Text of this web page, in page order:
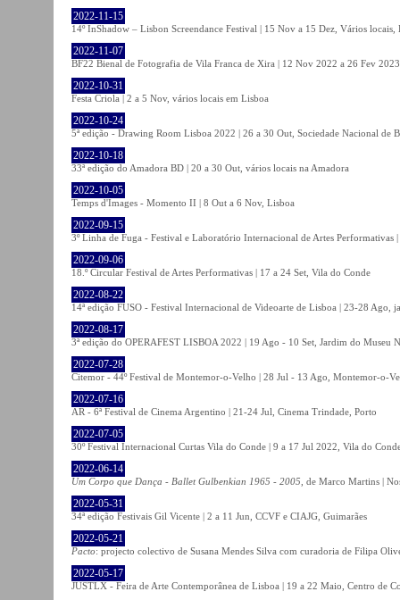
2022-11-15
14º InShadow – Lisbon Screendance Festival | 15 Nov a 15 Dez, Vários locais,
2022-11-07
BF22 Bienal de Fotografia de Vila Franca de Xira | 12 Nov 2022 a 26 Fev
2022-10-31
Festa Criola | 2 a 5 Nov, vários locais em Lisboa
2022-10-24
5ª edição - Drawing Room Lisboa 2022 | 26 a 30 Out, Sociedade Nacional de
2022-10-18
33ª edição do Amadora BD | 20 a 30 Out, vários locais na Amadora
2022-10-05
Temps d'Images - Momento II | 8 Out a 6 Nov, Lisboa
2022-09-15
3º Linha de Fuga - Festival e Laboratório Internacional de Artes Performativas
2022-09-06
18.º Circular Festival de Artes Performativas | 17 a 24 Set, Vila do Conde
2022-08-22
14ª edição FUSO - Festival Internacional de Videoarte de Lisboa | 23-28 Ago,
2022-08-17
3ª edição do OPERAFEST LISBOA 2022 | 19 Ago - 10 Set, Jardim do Museu
2022-07-28
Citemor - 44º Festival de Montemor-o-Velho | 28 Jul - 13 Ago, Montemor-o-
2022-07-16
AR - 6ª Festival de Cinema Argentino | 21-24 Jul, Cinema Trindade, Porto
2022-07-05
30º Festival Internacional Curtas Vila do Conde | 9 a 17 Jul 2022, Vila do
2022-06-14
Um Corpo que Dança - Ballet Gulbenkian 1965 - 2005 , de Marco Martins |
2022-05-31
34ª edição Festivais Gil Vicente | 2 a 11 Jun, CCVF e CIAJG, Guimarães
2022-05-21
Pacto: projecto colectivo de Susana Mendes Silva com curadoria de Filipa
2022-05-17
JUSTLX - Feira de Arte Contemporânea de Lisboa | 19 a 22 Maio, Centro de